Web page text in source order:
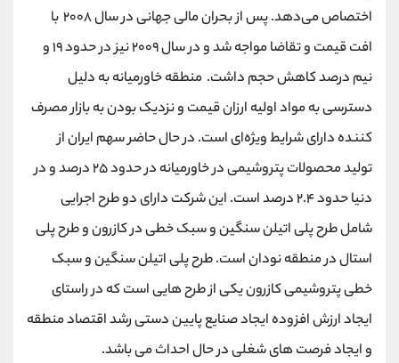
اختصاص می‌دهد. پس از بحران مالی جهانی در سال ۲۰۰۸ با
افت قیمت و تقاضا مواجه شد و در سال ۲۰۰۹ نیز در حدود ۱۹ و
نیم درصد کاهش حجم داشت. منطقه خاورمیانه به دلیل
دسترسی به مواد اولیه ارزان قیمت و نزدیک بودن به بازار مصرف
کننده دارای شرایط ویژه‌ای است. در حال حاضر سهم ایران از
تولید محصولات پتروشیمی در خاورمیانه در حدود ۲۵ درصد و در
دنیا حدود ۲.۴ درصد است. این شرکت دارای دو طرح اجرایی
شامل طرح پلی اتیلن سنگین و سبک خطی در کازرون و طرح پلی
استال در منطقه نودان است. طرح پلی اتیلن سنگین و سبک
خطی پتروشیمی کازرون یکی از طرح هایی است که در راستای
ایجاد ارزش افزوده ایجاد صنایع پایین دستی رشد اقتصاد منطقه
و ایجاد فرصت های شغلی در حال احداث می باشد.